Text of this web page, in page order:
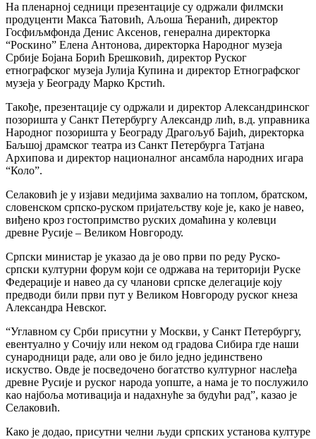
На пленарној седници презентације су одржали филмски
продуценти Макса Ћатовић, Аљоша Ћеранић, директор
Госфиљмфонда Денис Аксенов, генерална директорка
“Роскино” Елена Антонова, директорка Народног музеја
Србије Бојана Борић Брешковић, директор Руског
етнографског музеја Јулија Купина и директор Етнографског
музеја у Београду Марко Крстић.
Такође, презентације су одржали и директор Александринског
позоришта у Санкт Петербургу Александр лић, в.д. управника
Народног позоришта у Београду Драгољуб Бајић, директорка
Баљшој драмског театра из Санкт Петербурга Татјана
Архипова и директор националног ансамбла народних игара
“Коло”.
Селаковић је у изјави медијима захвалио на топлом, братском,
словенском српско-руском пријатељству које је, како је навео,
виђено кроз гостопримство руских домаћина у колевци
древне Русије – Великом Новгороду.
Српски министар је указао да је ово први по реду Руско-
српски културни форум који се одржава на територији Руске
Федерације и навео да су чланови српске делегације коју
предводи били први пут у Великом Новгороду руског кнеза
Александра Невског.
“Углавном су Срби присутни у Москви, у Санкт Петербургу,
евентуално у Сочију или неком од градова Сибира где наши
сународници раде, али ово је било једно јединствено
искуство. Овде је посведочено богатство културног наслеђа
древне Русије и руског народа уопште, а нама је то послужило
као најбоља мотивација и надахнуће за будући рад”, казао је
Селаковић.
Како је додао, присутни челни људи српских установа културе